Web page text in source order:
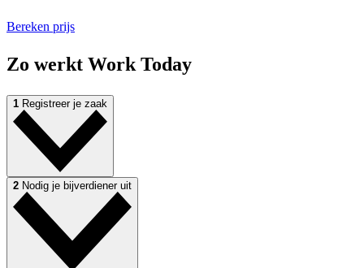
Bereken prijs
Zo werkt Work Today
1 Registreer je zaak
2 Nodig je bijverdiener uit